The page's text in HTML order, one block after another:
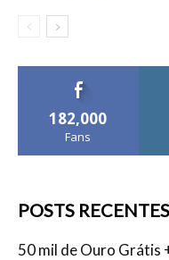
182,000
Fans
POSTS RECENTES
50 mil de Ouro Grátis